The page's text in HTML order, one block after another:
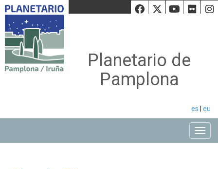
Facebook
Twiiter
Planetario de
Pamplona
es eu